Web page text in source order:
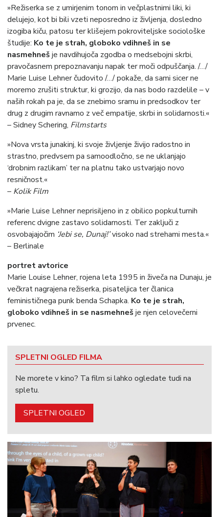
»Režiserka se z umirjenim tonom in večplastnimi liki, ki
delujejo, kot bi bili vzeti neposredno iz življenja, dosledno
izogiba kiču, patosu ter klišejem pokroviteljske sociološke
študije: Ko te je strah, globoko vdihneš in se
nasmehnešje navdihujoča zgodba o medsebojni skrbi,
pravočasnem prepoznavanju napak ter moči odpuščanja. /…/
Marie Luise Lehner čudovito /…/ pokaže, da sami sicer ne
moremo zrušiti struktur, ki grozijo, da nas bodo razdelile – v
naših rokah pa je, da se znebimo sramu in predsodkov ter
drug z drugim ravnamo z več empatije, skrbi in solidarnosti.«
– Sidney Schering, Filmstarts
»Nova vrsta junakinj, ki svoje življenje živijo radostno in
strastno, predvsem pa samoodločno, se ne uklanjajo
‘drobnim razlikam’ ter na platnu tako ustvarjajo novo
resničnost.«
– Kolik Film
»Marie Luise Lehner neprisiljeno in z obilico popkulturnih
referenc dvigne zastavo solidarnosti. Ter zaključi z
osvobajajočim ‘Jebi se, Dunaj!’visoko nad strehami mesta.«
– Berlinale
portret avtorice
Marie Louise Lehner, rojena leta 1995 in živeča na Dunaju, je
večkrat nagrajena režiserka, pisateljica ter članica
feminističnega punk benda Schapka. Ko te je strah,
globoko vdihneš in se nasmehnešje njen celovečerni
prvenec.
SPLETNI OGLED FILMA
Ne morete v kino? Ta film si lahko ogledate tudi na
spletu.
SPLETNI OGLED